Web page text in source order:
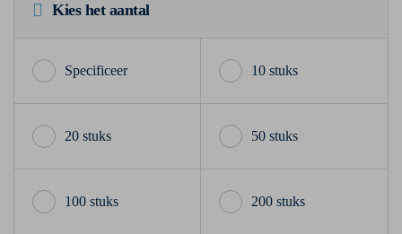
Kies het aantal
10 stuks
20 stuks 50 stuks
100 stuks 200 stuks